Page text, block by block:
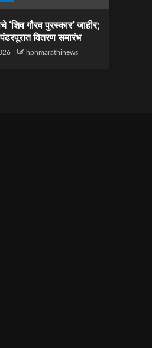
‘शिव गौरव पुरस्कार’ जाहीर;
वितरण समारंभ
hpnmarathinews